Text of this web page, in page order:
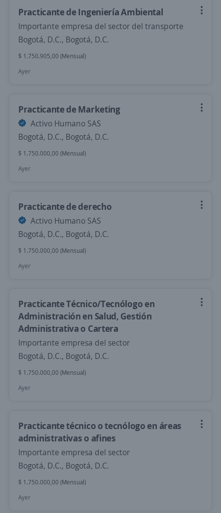
Practicante de Ingeniería Ambiental
Importante empresa del sector del transporte
Bogotá, D.C., Bogotá, D.C.
$ 1.750.905,00 (Mensual)
Ayer
Practicante de Marketing
Activo Humano SAS
Bogotá, D.C., Bogotá, D.C.
$ 1.750.000,00 (Mensual)
Ayer
Practicante de derecho
Activo Humano SAS
Bogotá, D.C., Bogotá, D.C.
$ 1.750.000,00 (Mensual)
Ayer
Practicante Técnico/Tecnólogo en
Administración en Salud, Gestión
Administrativa o Cartera
Importante empresa del sector
Bogotá, D.C., Bogotá, D.C.
$ 1.750.000,00 (Mensual)
Ayer
Practicante técnico o tecnólogo en áreas
administrativas o afines
Importante empresa del sector
Bogotá, D.C., Bogotá, D.C.
$ 1.750.000,00 (Mensual)
Ayer